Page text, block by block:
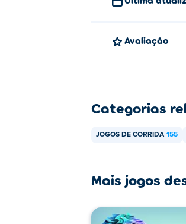
Avaliação
Categorias
JOGOS DE CORRIDA 155
Mais jogos